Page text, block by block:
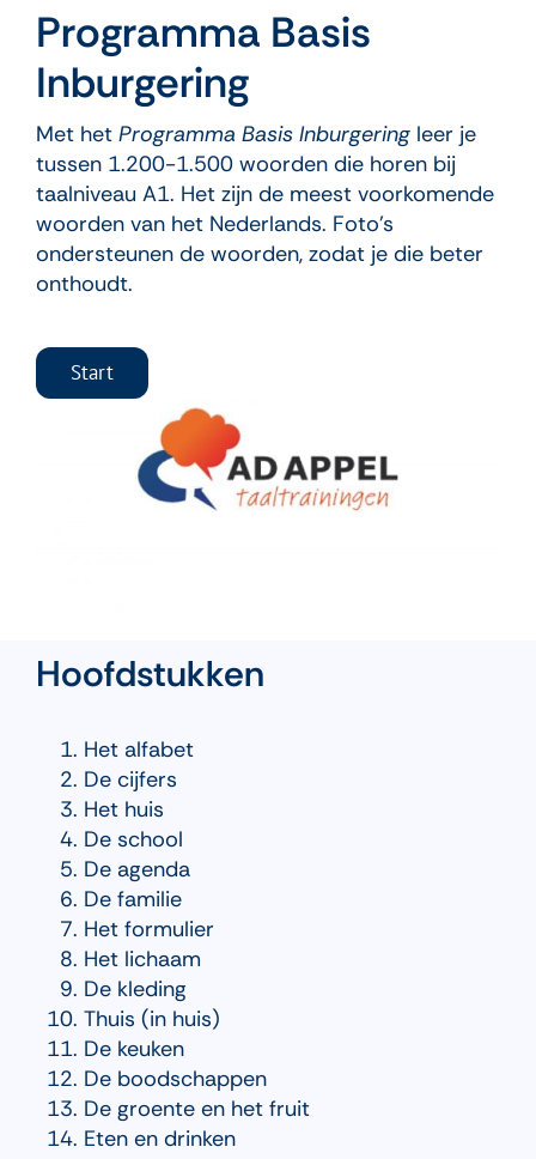
Programma Basis
Inburgering
Met het Programma Basis Inburgering leer je
tussen 1.200-1.500 woorden die horen bij
taalniveau A1. Het zijn de meest voorkomende
woorden van het Nederlands. Foto’s
ondersteunen de woorden, zodat je die beter
onthoudt.
Start
Hoofdstukken
Het alfabet
De cijfers
Het huis
De school
De agenda
De familie
Het formulier
Het lichaam
De kleding
Thuis (in huis)
De keuken
De boodschappen
De groente en het fruit
Eten en drinken